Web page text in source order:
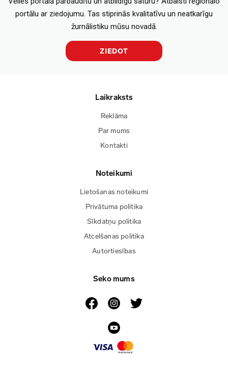
portālu ar ziedojumu. Tas stiprinās kvalitatīvu un neatkarīgu
žurnālistiku mūsu novadā.
ZIEDOT
Laikraksts
Reklāma
Par mums
Kontakti
Noteikumi
Lietošanas noteikumi
Privātuma politika
Sīkdatņu politika
Atcelšanas politika
Autortiesības
Seko mums